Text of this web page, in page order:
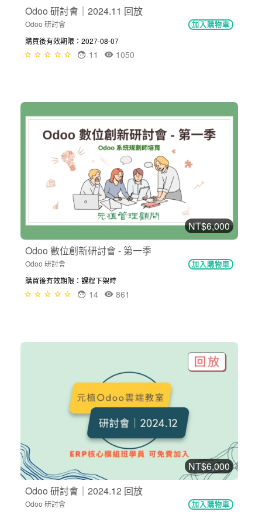
Odoo 研討會｜2024.11 回放
Odoo 研討會 加入購物車
購買後有效期限：2027-08-07
1050
11
NT$6,000
Odoo 數位創新研討會 - 第一季
Odoo 研討會 加入購物車
購買後有效期限：課程下架時
861
14
NT$6,000
Odoo 研討會｜2024.12 回放
Odoo 研討會 加入購物車